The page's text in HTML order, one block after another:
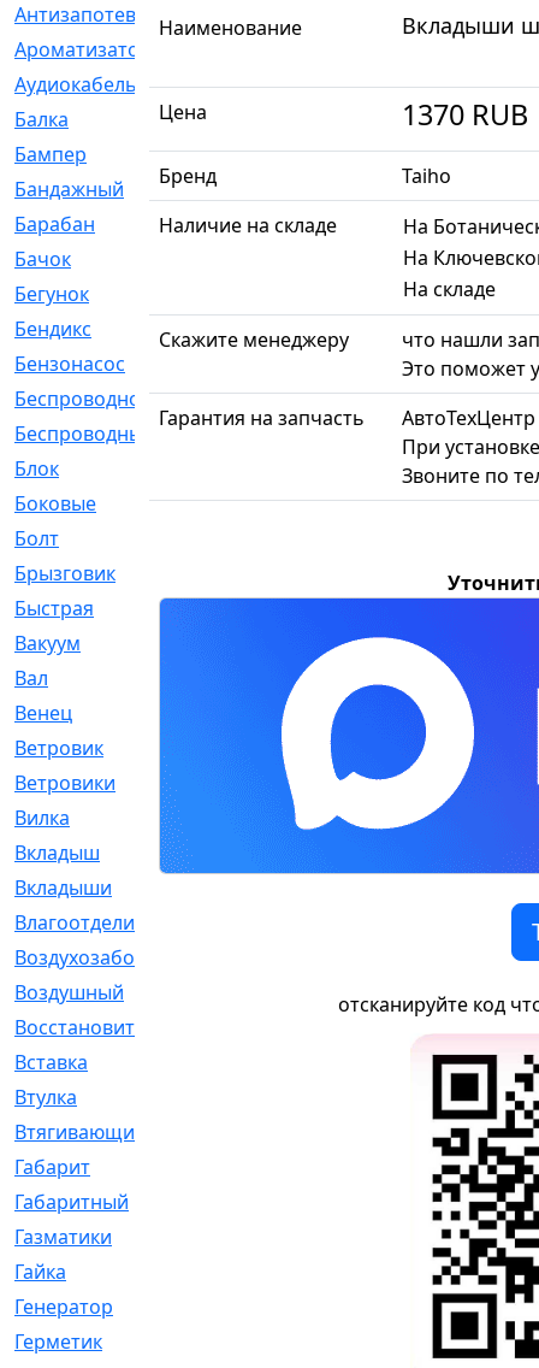
Антизапотеватель
Ароматизатор
Аудиокабель
[2]
Балка
Бампер
[137]
Бандажный
Барабан
[5]
Бачок
Бегунок
Бендикс
[26]
Бензонасос
Беспроводное
[2]
Беспроводные
[1]
Блок
Боковые
[4]
Болт
Брызговик
Быстрая
Вакуум
Вал
Венец
Ветровик
Ветровики
Вилка
Вкладыш
Вкладыши
Влагоотделитель
Воздухозаборник
Воздушный
Восстановительный
Вставка
Втулка
Втягивающий
Габарит
Габаритный
Газматики
Гайка
Генератор
Герметик
Наименование Вкладыши
Цена 1370 RUB
Бренд
Taiho
Наличие на складе
На
На
На складе
Скажите менеджеру
что нашли
Это поможет
Гарантия на запчасть
При
Звоните по
отсканируйте код